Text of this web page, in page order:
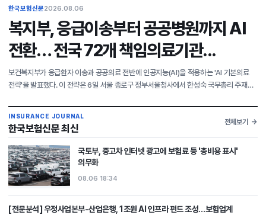
한국보험신문2026.08.06
복지부, 응급이송부터 공공병원까지 AI
전환… 전국 72개 책임의료기관...
보건복지부가 응급환자 이송과 공공의료 전반에 인공지능(AI)을 적용하는 'AI 기본의료
전략'을 발표했다. 이 전략은 6일 서울 종로구 정부서울청사에서 한성숙 국무총리 주재로
디
INSURANCE JOURNAL
한국보험신문 최신
전체보기
국토부, 중고차 인터넷 광고에 보험료 등 '총비용 표시'
의무화
08.06 18:34
[전문분석] 우정사업본부-산업은행, 1조원 AI 인프라 펀드 조성…보험업계